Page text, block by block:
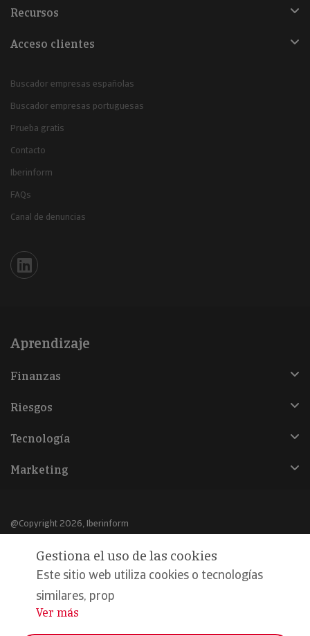
Recursos
Acceso clientes
Buscador empresas españolas
Buscador empresas portuguesas
Prueba gratis
Contacto
Iberinform
FAQs
Canal de denuncias
Iberinform en Linkedin
Aprendizaje
Finanzas
Riesgos
Tecnología
Marketing
@Copyright 2026, Iberinform
Aviso legal
Política de cookies
Declaración de privacidad
Gestiona el uso de las cookies
Este sitio web utiliza cookies o tecnologías
similares, prop
...
Ver más